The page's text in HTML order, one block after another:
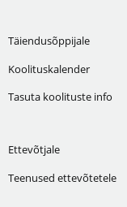
Täiendusõppijale
Koolituskalender
Tasuta koolituste info
Ettevõtjale
Teenused ettevõtetele